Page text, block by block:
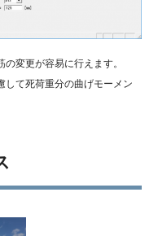
変更が容易に行えます。
して死荷重分の曲げモーメン